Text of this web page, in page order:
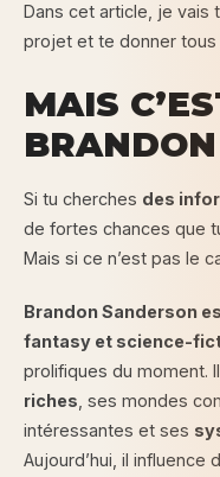
Dans cet article, je vais
projet et te donner
MAIS
Si tu cherches des
de fortes chances que
Mais si ce n’est pas le
Brandon Sanderson
fantasy et science-
prolifiques du moment.
riches , ses mondes
intéressantes et ses
Aujourd’hui, il influence